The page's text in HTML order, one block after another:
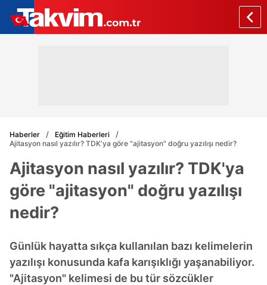
Haberler
Eğitim Haberleri
Ajitasyon nasıl yazılır? TDK'ya göre "ajitasyon" doğru yazılışı nedir?
Ajitasyon nasıl yazılır? TDK'ya
göre "ajitasyon" doğru yazılışı
nedir?
Günlük hayatta sıkça kullanılan bazı kelimelerin
yazılışı konusunda kafa karışıklığı yaşanabiliyor.
"Ajitasyon" kelimesi de bu tür sözcükler